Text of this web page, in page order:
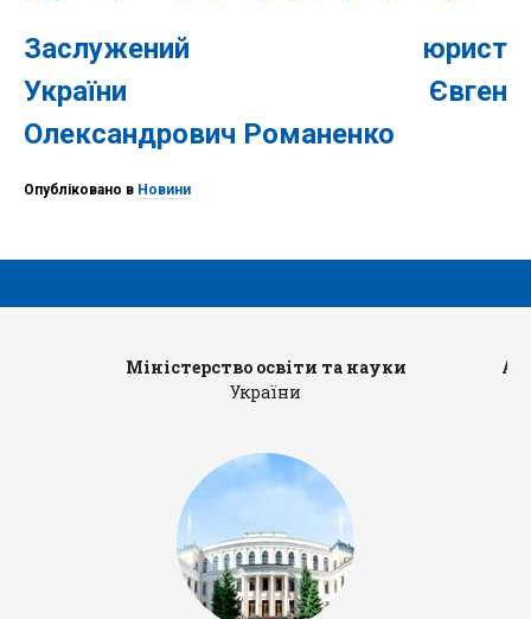
Заслужений юрист
України Євген
Олександрович Романенко
Опубліковано в Новини
Міністерство освіти та науки
України